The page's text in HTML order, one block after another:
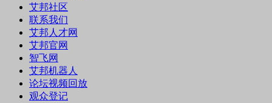
艾邦社区
联系我们
艾邦人才网
艾邦官网
智飞网
艾邦机器人
论坛视频回放
观众登记